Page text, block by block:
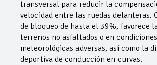
transversal para reducir la
velocidad entre las ruedas delanteras.
de bloqueo de hasta el 39%, favorece
terrenos no asfaltados o en condiciones
meteorológicas adversas, así como la
deportiva de conducción en curvas.